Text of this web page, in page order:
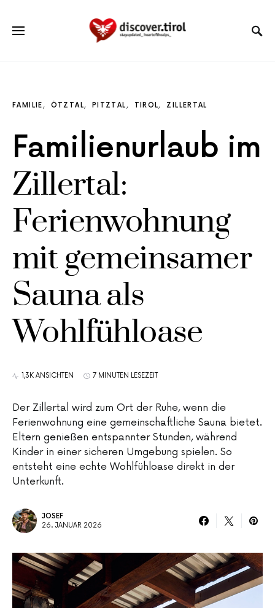
FAMILIE ÖTZTAL PITZTAL TIROL ZILLERTAL
Familienurlaub im
Zillertal:
Ferienwohnung
mit gemeinsamer
Sauna als
Wohlfühloase
1,3K ANSICHTEN 7 MINUTEN LESEZEIT
Der Zillertal wird zum Ort der Ruhe, wenn die
Ferienwohnung eine gemeinschaftliche Sauna bietet.
Eltern genießen entspannter Stunden, während
Kinder in einer sicheren Umgebung spielen. So
entsteht eine echte Wohlfühloase direkt in der
Unterkunft.
JOSEF
26. JANUAR 2026